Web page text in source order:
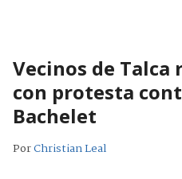
Vecinos de Talca
con protesta
Bachelet
PorChristian Leal